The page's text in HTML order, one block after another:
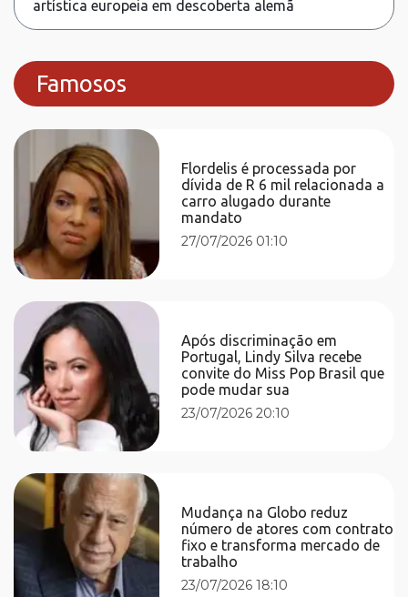
artística europeia em descoberta alemã
Famosos
Flordelis é processada por
dívida de R 6 mil relacionada a
carro alugado durante
mandato
27/07/2026 01:10
Após discriminação em
Portugal, Lindy Silva recebe
convite do Miss Pop Brasil que
pode mudar sua
23/07/2026 20:10
Mudança na Globo reduz
número de atores com contrato
fixo e transforma mercado de
trabalho
23/07/2026 18:10